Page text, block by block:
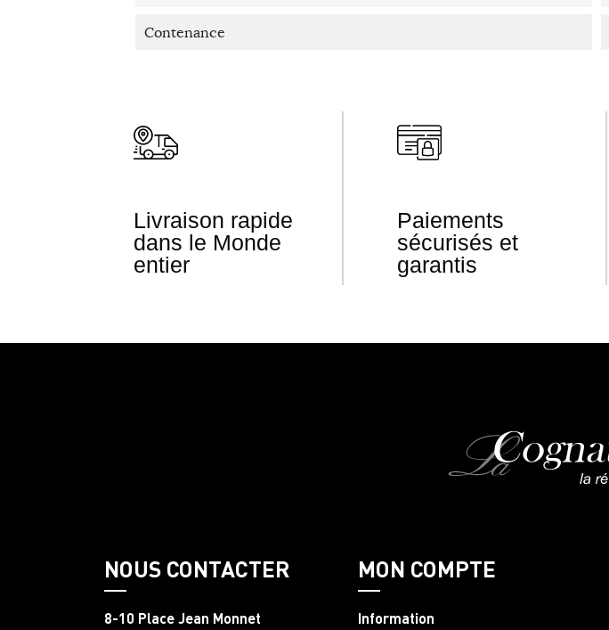
Contenance
Livraison rapide
dans le Monde
entier
Paiements
sécurisés et
garantis
NOUS CONTACTER
8-10 Place Jean Monnet
MON COMPTE
Information